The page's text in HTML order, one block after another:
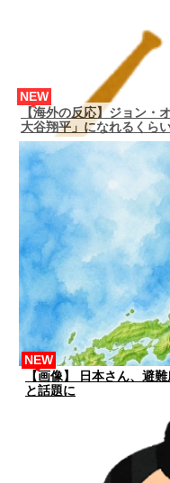
【海外の反応】ジョン・
大谷翔平」になれるくら
NEW
【画像】 日本さん、避
と話題に
NEW